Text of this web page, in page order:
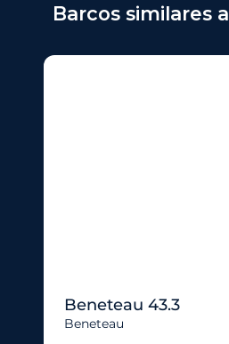
Barcos similares
Beneteau 43.3
Beneteau